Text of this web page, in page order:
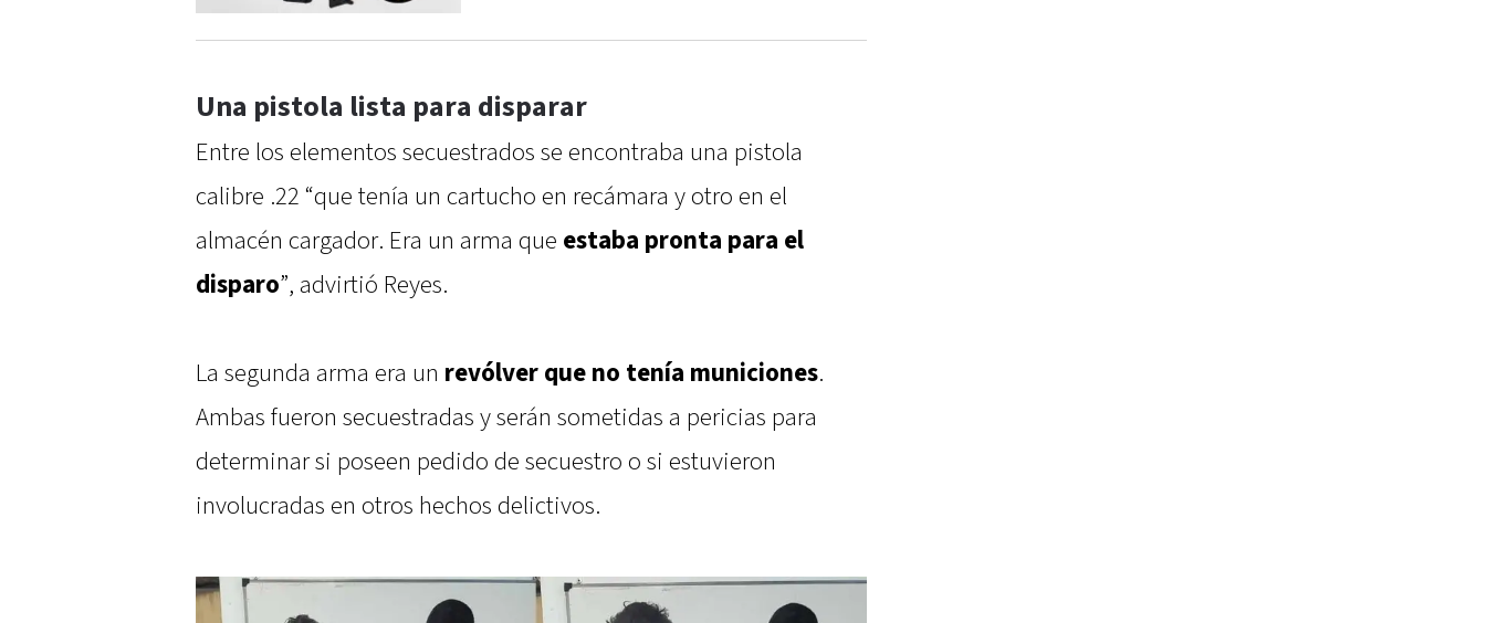
Una pistola lista para disparar
Entre los elementos secuestrados se encontraba una pistola
calibre .22 “que tenía un cartucho en recámara y otro en el
almacén cargador. Era un arma que estaba pronta para el
disparo”, advirtió Reyes.
La segunda arma era un revólver que no tenía municiones.
Ambas fueron secuestradas y serán sometidas a pericias para
determinar si poseen pedido de secuestro o si estuvieron
involucradas en otros hechos delictivos.